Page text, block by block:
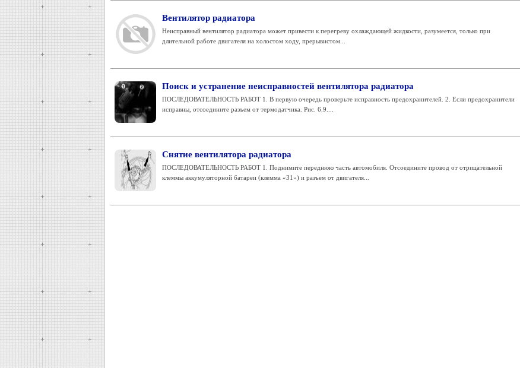
Вентилятор радиатора
Неисправный вентилятор радиатора может привести к перегреву охлаждающей жидкости, разумеется, только при
длительной работе двигателя на холостом ходу, прерывистом...
Поиск и устранение неисправностей вентилятора радиатора
ПОСЛЕДОВАТЕЛЬНОСТЬ РАБОТ 1. В первую очередь проверьте исправность предохранителей. 2. Если предохранители
исправны, отсоедините разъем от термодатчика. Рис. 6.9....
Снятие вентилятора радиатора
ПОСЛЕДОВАТЕЛЬНОСТЬ РАБОТ 1. Поднимите переднюю часть автомобиля. Отсоедините провод от отрицательной
клеммы аккумуляторной батареи (клемма «31») и разъем от двигателя...